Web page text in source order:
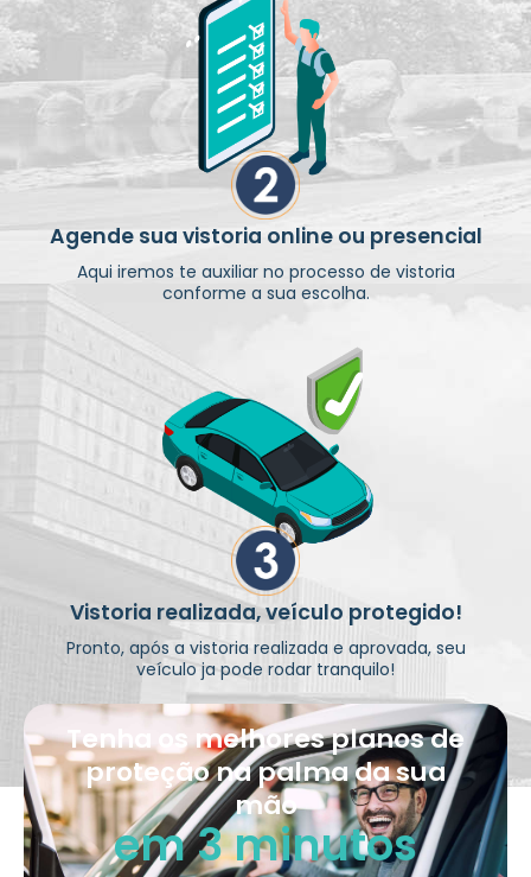
Agende sua vistoria online ou presencial
Aqui iremos te auxiliar no processo de vistoria
conforme a sua escolha.
Vistoria realizada, veículo protegido!
Pronto, após a vistoria realizada e aprovada, seu
veículo ja pode rodar tranquilo!
Tenha os melhores planos de
proteção na palma da sua
mão
em 3 minutos